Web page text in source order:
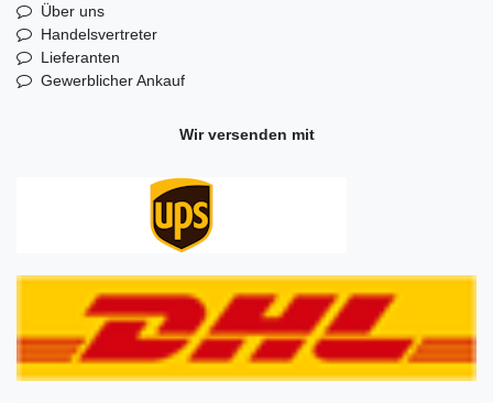
Über uns
Handelsvertreter
Lieferanten
Gewerblicher Ankauf
Wir versenden mit